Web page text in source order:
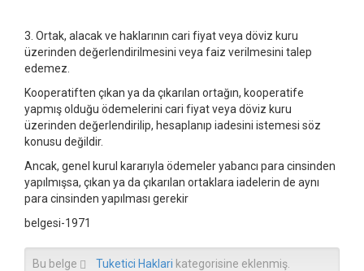
3. Ortak, alacak ve haklarının cari fiyat veya döviz kuru
üzerinden değerlendirilmesini veya faiz verilmesini talep
edemez.
Kooperatiften çıkan ya da çıkarılan ortağın, kooperatife
yapmış olduğu ödemelerini cari fiyat veya döviz kuru
üzerinden değerlendirilip, hesaplanıp iadesini istemesi söz
konusu değildir.
Ancak, genel kurul kararıyla ödemeler yabancı para cinsinden
yapılmışsa, çıkan ya da çıkarılan ortaklara iadelerin de aynı
para cinsinden yapılması gerekir
belgesi-1971
Bu belge Tuketici Haklari kategorisine eklenmiş.